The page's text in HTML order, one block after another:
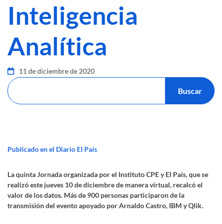
Inteligencia
Analítica
11 de diciembre de 2020
Publicado en el Diario El País
La quinta Jornada organizada por el Instituto CPE y El País, que se
realizó este jueves 10 de diciembre de manera virtual, recalcó el
valor de los datos. Más de 900 personas participaron de la
transmisión del evento apoyado por Arnaldo Castro, IBM y Qlik.